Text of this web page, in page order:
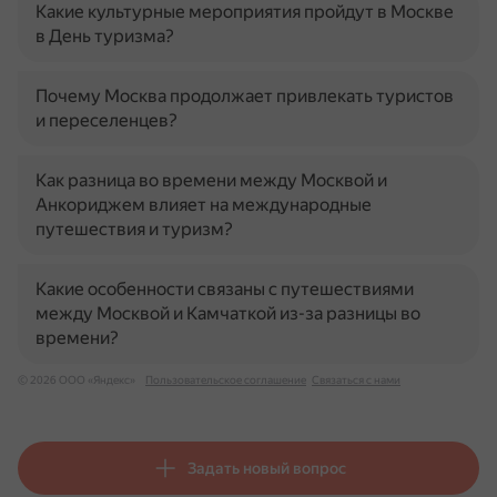
Какие культурные мероприятия пройдут в Москве
в День туризма?
Почему Москва продолжает привлекать туристов
и переселенцев?
Как разница во времени между Москвой и
Анкориджем влияет на международные
путешествия и туризм?
Какие особенности связаны с путешествиями
между Москвой и Камчаткой из-за разницы во
времени?
© 2026 ООО «Яндекс» Пользовательское соглашение Связаться с нами
Задать новый вопрос